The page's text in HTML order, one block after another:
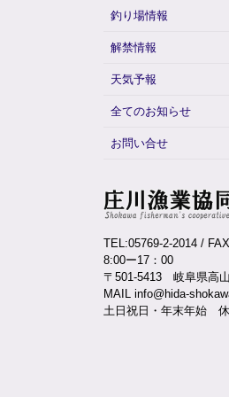
釣り場情報
解禁情報
天気予報
全てのお知らせ
お問い合せ
TEL:05769-2-2014 /
8:00ー17：00
〒501-5413 岐阜県高
MAIL info@hida-
土日祝日・年末年始